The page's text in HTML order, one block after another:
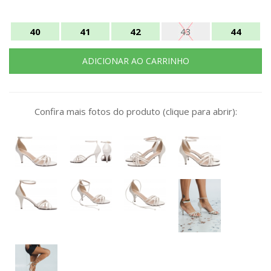
40 41 42 43 44
Confira mais fotos do produto (clique para abrir):